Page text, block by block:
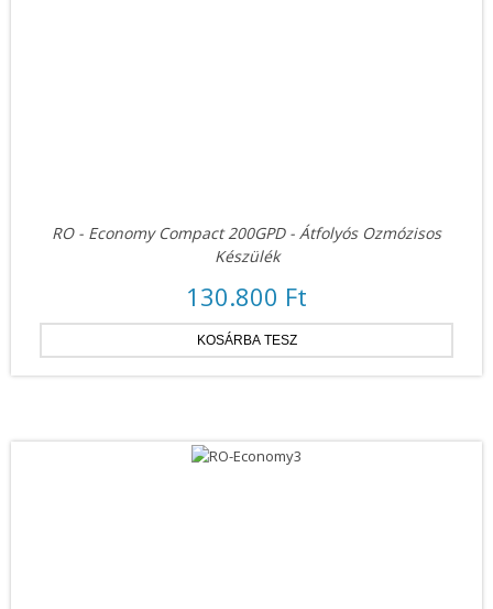
RO - Economy Compact 200GPD - Átfolyós Ozmózisos
Készülék
130.800 Ft